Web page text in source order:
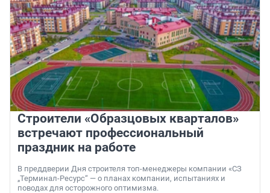
Строители «Образцовых кварталов»
встречают профессиональный
праздник на работе
В преддверии Дня строителя топ-менеджеры компании «СЗ
„Терминал-Ресурс“ — о планах компании, испытаниях и
поводах для осторожного оптимизма.